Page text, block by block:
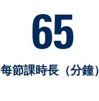
每節課時長（分鐘）
65